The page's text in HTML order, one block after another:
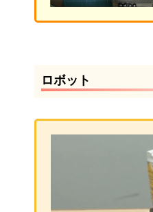
ロボット